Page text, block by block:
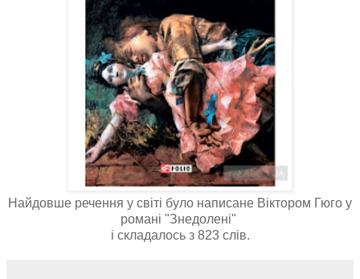
Найдовше речення у світі було написане Віктором Гюго у
романі "Знедолені"
і складалось з 823 слів.